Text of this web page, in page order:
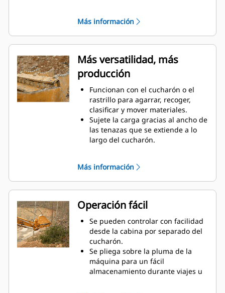
Realice fácilmente tareas debajo
de la superficie, verticales o en
áreas confinadas. La construcción
de muros altos de roca y la carga
en camiones de costados altos son
ejemplos de la utilidad del control
de carga en altura.
Aumente la productividad de la
máquina desde la excavación
hasta la manipulación de
materiales.
Más información
Más versatilidad, más
producción
Funcionan con el cucharón o el
rastrillo para agarrar, recoger,
clasificar y mover materiales.
Sujete la carga gracias al ancho de
las tenazas que se extiende a lo
largo del cucharón.
con la curvatura única de la tenaza
y las estriaciones en los dientes.
Obtenga la mejor tenaza para sus
tareas. Seleccione la mejor opción
entre las cuatro configuraciones
de dientes para lograr un pleno
agarre o colocar la pluma a
horcajadas durante el transporte.
Administrar varios accesorios de
una flota es más fácil con un
sistema acoplador. Seleccione los
Más información
Operación fácil
Se pueden controlar con facilidad
desde la cabina por separado del
cucharón.
Se pliega sobre la pluma de la
máquina para un fácil
almacenamiento durante viajes u